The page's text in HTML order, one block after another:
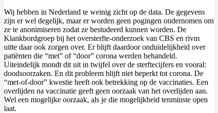
Wij hebben in Nederland te weinig zicht op de data. De gegevens
zijn er wel degelijk, maar er worden geen pogingen ondernomen om
ze te anonimiseren zodat ze bestudeerd kunnen worden. De
Klankbordgroep bij het oversterfte-onderzoek van CBS en rivm
uitte daar ook zorgen over. Er blijft daardoor onduidelijkheid over
patiënten die “met” of “door” corona werden behandeld.
Uiteindelijk mondt dit uit in twijfel over de sterftecijfers en vooral:
doodsoorzaken. En dit probleem blijft niet beperkt tot corona. De
“met-of-door” kwestie heeft ook betrekking op de vaccinaties. Een
overlijden na vaccinatie geeft geen oorzaak van het overlijden aan.
Wel een mogelijke oorzaak, als je die mogelijkheid tenminste open
laat.